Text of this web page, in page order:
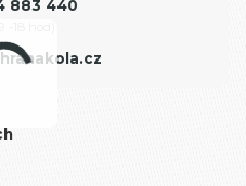
883 440